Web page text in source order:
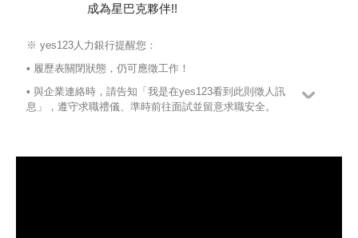
成為星巴克夥伴!!
※ yes123人力銀行提醒您：
• 履歷表關閉狀態，仍可應徵工作！
• 與企業連絡時，請告知「我是在yes123看到此則徵人訊
息」，遵守求職禮儀、準時前往面試並留意求職安全。